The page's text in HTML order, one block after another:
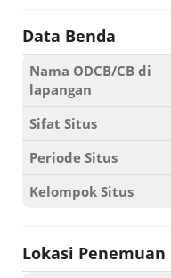
Data Benda
Nama ODCB/CB di
lapangan
Sifat Situs
Periode Situs
Kelompok Situs
Lokasi Penemuan